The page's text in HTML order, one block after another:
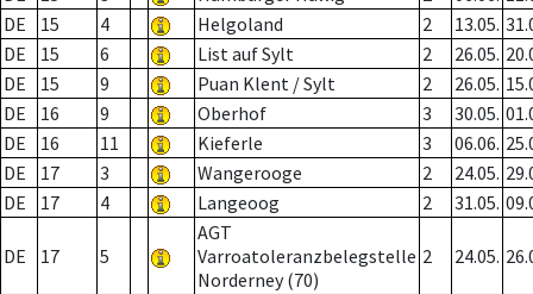
DE
15 4 Helgoland 2 13.05.
DE
15 6 List auf Sylt 2 26.05.
DE
15 9 Puan Klent / Sylt 2 26.05.
DE
16 9 Oberhof 3 30.05.
DE
16 11 Kieferle 3 06.06.
DE
17 3 Wangerooge 2 24.05.
DE
17 4 Langeoog 2 31.05.
DE 17 5
AGT
Varroatoleranzbelegstelle
Norderney (70)
2 24.05.